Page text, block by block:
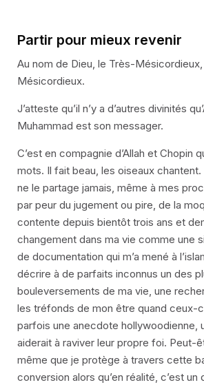
Partir pour mieux revenir
Au nom de Dieu, le Très-
Mésicordieux.
J’atteste qu’il n’y a d’autres divinités
Muhammad est son messager.
C’est en compagnie d’Allah et Chopin
mots. Il fait beau, les oiseaux
ne le partage jamais, même à mes
par peur du jugement ou pire, de la
contente depuis bientôt trois ans et
changement dans ma vie comme une
de documentation qui m’a mené à
décrire à de parfaits inconnus un des
bouleversements de ma vie, une
les tréfonds de mon être quand ceux-
parfois une anecdote hollywoodienne,
aiderait à raviver leur propre foi. Peut-
même que je protège à travers cette
conversion alors qu’en réalité, c’est